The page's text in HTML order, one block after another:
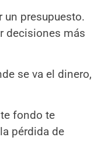
un presupuesto.
decisiones más
se va el dinero,
fondo te
pérdida de